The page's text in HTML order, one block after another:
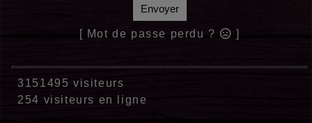
Envoyer
[ Mot de passe perdu ? ]
3151495 visiteurs
254 visiteurs en ligne